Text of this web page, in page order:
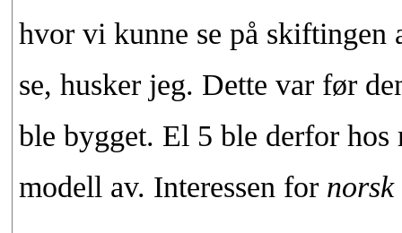
hvor vi kunne se på skiftingen
se, husker jeg. Dette var før
ble bygget. El 5 ble derfor hos
modell av. Interessen for norsk